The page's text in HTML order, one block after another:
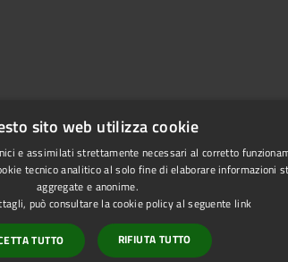
sito web utilizza cookie
e assimilati strettamente necessari al corretto
tecnico analitico al solo fine di elaborare informazioni
aggregate e anonime.
può consultare la cookie policy al seguente link
TUTTO RIFIUTA TUTTO